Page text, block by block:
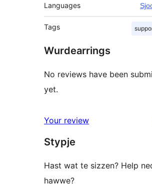
Languages
Tags
Wurdearrings
No reviews have been
yet.
Your review
Stypje
Hast wat te sizzen? Help
hawwe?